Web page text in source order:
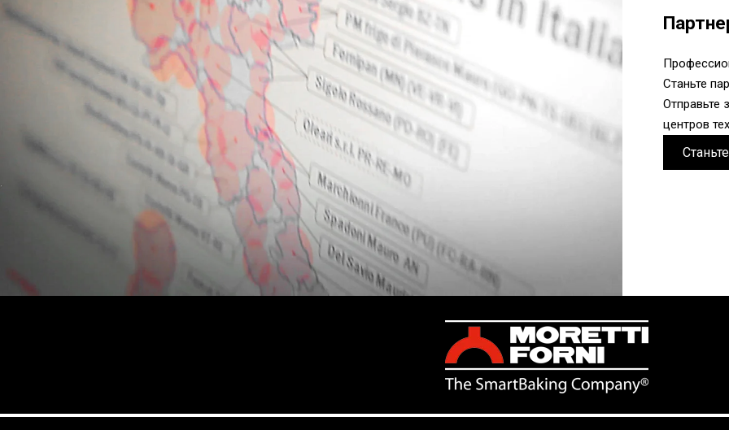
Станьте
Отправьте
центров